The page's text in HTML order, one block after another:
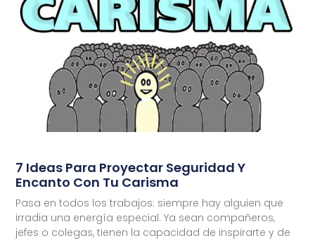
7 Ideas Para Proyectar Seguridad Y
Encanto Con Tu Carisma
Pasa en todos los trabajos: siempre hay alguien que
irradia una energía especial. Ya sean compañeros,
jefes o colegas, tienen la capacidad de inspirarte y de